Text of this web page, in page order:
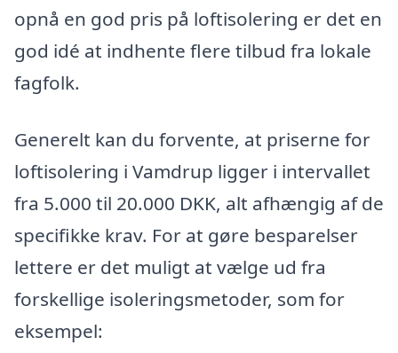
opnå en god pris på loftisolering er det en
god idé at indhente flere tilbud fra lokale
fagfolk.
Generelt kan du forvente, at priserne for
loftisolering i Vamdrup ligger i intervallet
fra 5.000 til 20.000 DKK, alt afhængig af de
specifikke krav. For at gøre besparelser
lettere er det muligt at vælge ud fra
forskellige isoleringsmetoder, som for
eksempel: